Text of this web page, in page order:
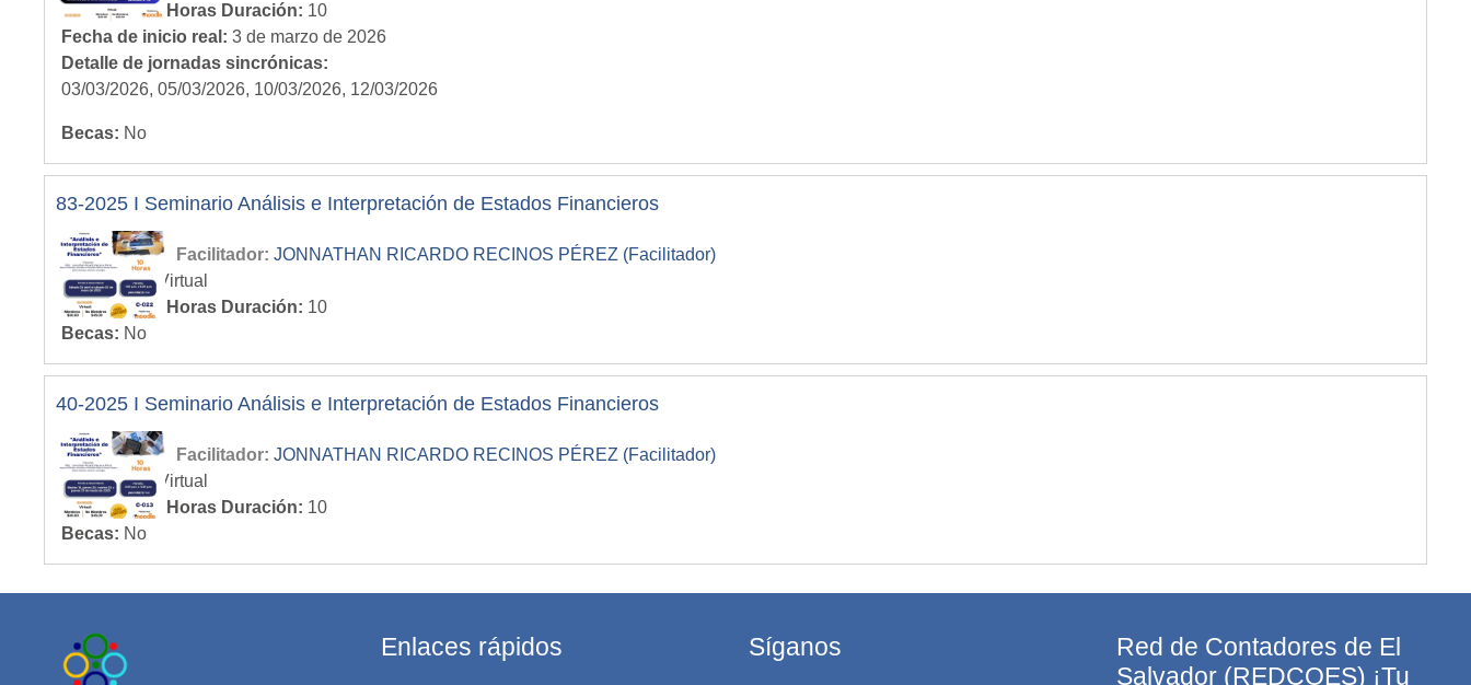
Cantidad de Horas Duración: 10
Fecha de inicio real : 3 de marzo de 2026
Detalle de jornadas sincrónicas:
03/03/2026, 05/03/2026, 10/03/2026, 12/03/2026
Becas: No
83-2025 I Seminario Análisis e Interpretación de Estados Financieros
Facilitador: JONNATHAN RICARDO RECINOS PÉREZ (Facilitador)
Modalidad: Virtual
Cantidad de Horas Duración: 10
Becas: No
40-2025 I Seminario Análisis e Interpretación de Estados Financieros
Facilitador: JONNATHAN RICARDO RECINOS PÉREZ (Facilitador)
Modalidad: Virtual
Cantidad de Horas Duración: 10
Becas: No
Enlaces rápidos Síganos
Red de Contadores de El
Salvador (REDCOES) ¡Tu